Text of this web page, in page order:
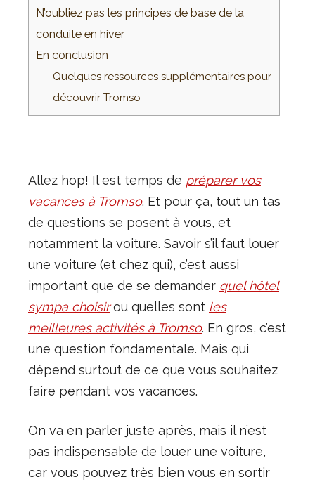
N’oubliez pas les principes de base de la
conduite en hiver
En conclusion
Quelques ressources supplémentaires pour
découvrir Tromso
Allez hop! Il est temps de préparer vos
vacances à Tromso. Et pour ça, tout un tas
de questions se posent à vous, et
notamment la voiture. Savoir s’il faut louer
une voiture (et chez qui), c’est aussi
important que de se demander quel hôtel
sympa choisirou quelles sont les
meilleures activités à Tromso. En gros, c’est
une question fondamentale. Mais qui
dépend surtout de ce que vous souhaitez
faire pendant vos vacances.
On va en parler juste après, mais il n’est
pas indispensable de louer une voiture,
car vous pouvez très bien vous en sortir